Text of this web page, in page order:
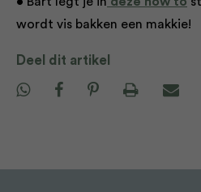
wordt vis bakken een makkie!
Deel dit artikel